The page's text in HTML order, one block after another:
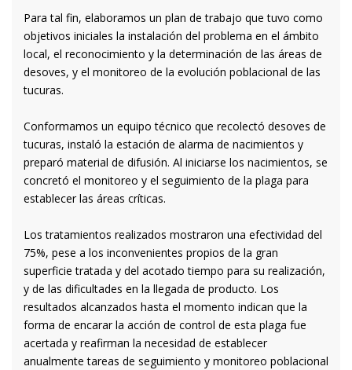
Para tal fin, elaboramos un plan de trabajo que tuvo como
objetivos iniciales la instalación del problema en el ámbito
local, el reconocimiento y la determinación de las áreas de
desoves, y el monitoreo de la evolución poblacional de las
tucuras.
Conformamos un equipo técnico que recolectó desoves de
tucuras, instaló la estación de alarma de nacimientos y
preparó material de difusión. Al iniciarse los nacimientos, se
concretó el monitoreo y el seguimiento de la plaga para
establecer las áreas críticas.
Los tratamientos realizados mostraron una efectividad del
75%, pese a los inconvenientes propios de la gran
superficie tratada y del acotado tiempo para su realización,
y de las dificultades en la llegada de producto. Los
resultados alcanzados hasta el momento indican que la
forma de encarar la acción de control de esta plaga fue
acertada y reafirman la necesidad de establecer
anualmente tareas de seguimiento y monitoreo poblacional